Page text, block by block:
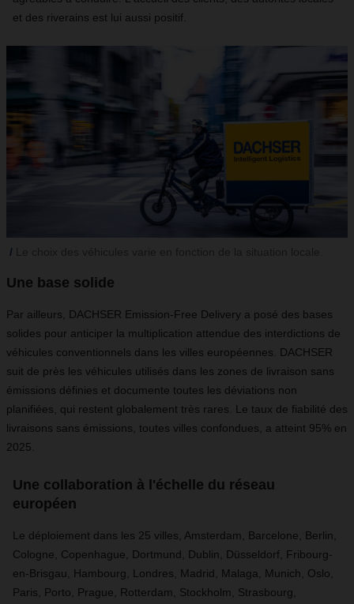
et des riverains est lui aussi positif.
Une base solide
Par ailleurs, DACHSER Emission-Free Delivery a posé des bases
solides pour anticiper la multiplication attendue des interdictions de
véhicules conventionnels dans les villes européennes. DACHSER
suit de près les véhicules utilisés dans les zones de livraison sans
émissions définies et documente toutes les déviations non
planifiées, qui restent globalement très rares. Le taux de fiabilité des
livraisons sans émissions, toutes villes confondues, a atteint 95% en
2025.
Une collaboration à l'échelle du réseau
européen
Le déploiement dans les 25 villes, Amsterdam, Barcelone, Berlin,
Cologne, Copenhague, Dortmund, Dublin, Düsseldorf, Fribourg-
en-Brisgau, Hambourg, Londres, Madrid, Malaga, Munich, Oslo,
Paris, Porto, Prague, Rotterdam, Stockholm, Strasbourg,